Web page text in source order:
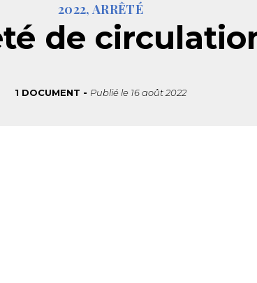
2022, ARRÊTÉ
de
1 DOCUMENT Publié le 16 août 2022